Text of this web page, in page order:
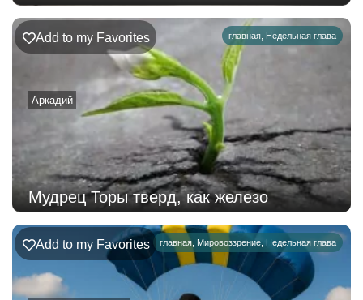
главная Недельная глава
Аркадий
Add to my Favorites
Мудрец Торы тверд, как железо
главная Мировоззрение Недельная глава
Add to my Favorites